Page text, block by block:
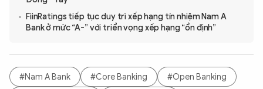
FiinRatings tiếp tục duy trì xếp hạng tín nhiệm Nam A
Bank ở mức “A-” với triển vọng xếp hạng “ổn định”
#Nam A Bank #Core Banking
#Open Banking